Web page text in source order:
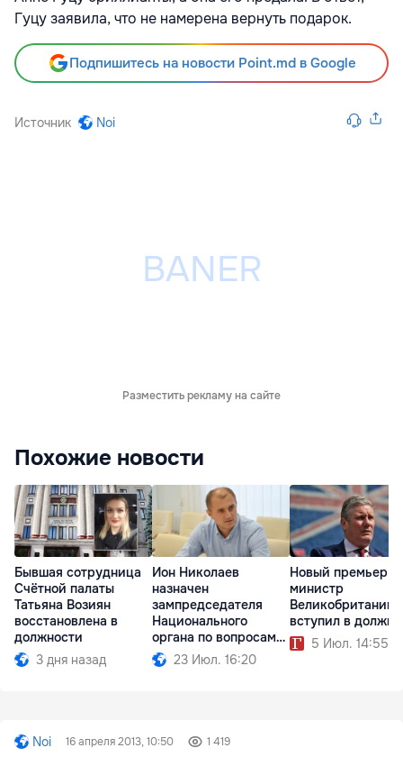
Гуцу заявила, что не намерена вернуть подарок.
Подпишитесь на новости Point.md в Google
Источник Noi
Разместить рекламу на сайте
Похожие новости
Бывшая сотрудница
Счётной палаты
Татьяна Возиян
восстановлена в
должности
3 дня назад
Ион Николаев
назначен
зампредседателя
Национального
органа по вопросам
неподкупности
23 Июл. 16:20
Новый премьер-
министр
Великобритании
вступил в
5 Июл. 14:55
Noi 16 апреля 2013, 10:50 1 419